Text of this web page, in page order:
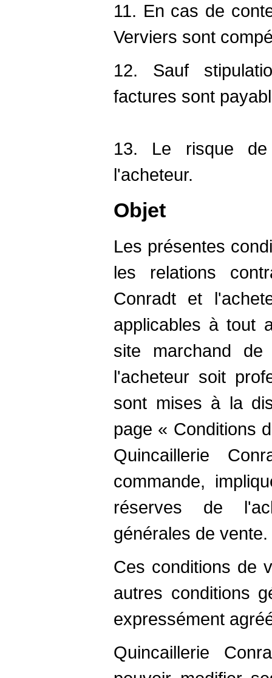
11. En cas de
Verviers sont
12. Sauf
factures sont
13. Le risque
l'acheteur.
Objet
Les présentes
les relations
Conradt et
applicables à tout
site marchand
l'acheteur soit
sont mises à la
page « Conditions
Quincaillerie
commande,
réserves de
générales de vente.
Ces conditions de
autres conditions
expressément
Quincaillerie